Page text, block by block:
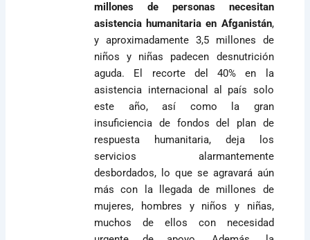
millones de personas necesitan
asistencia humanitaria en Afganistán,
y aproximadamente 3,5 millones de
niños y niñas padecen desnutrición
aguda. El recorte del 40% en la
asistencia internacional al país solo
este año, así como la gran
insuficiencia de fondos del plan de
respuesta humanitaria, deja los
servicios alarmantemente
desbordados, lo que se agravará aún
más con la llegada de millones de
mujeres, hombres y niños y niñas,
muchos de ellos con necesidad